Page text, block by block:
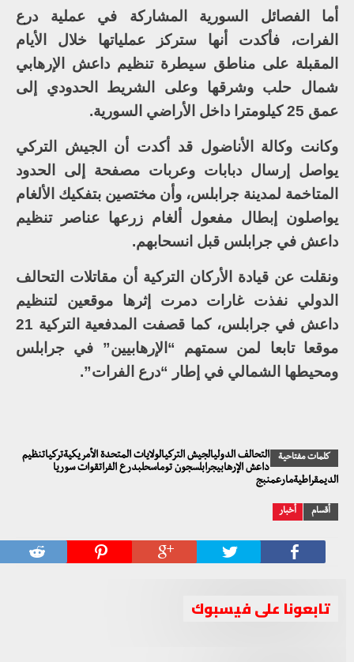
أما الفصائل السورية المشاركة في عملية درع
الفرات، فأكدت أنها ستركز عملياتها خلال الأيام
المقبلة على مناطق سيطرة تنظيم داعش الإرهابي
شمال حلب وشرقها وعلى الشريط الحدودي إلى
عمق 25 كيلومترا داخل الأراضي السورية.
وكانت وكالة الأناضول قد أكدت أن الجيش التركي
يواصل إرسال دبابات وعربات مصفحة إلى الحدود
المتاخمة لمدينة جرابلس، وأن مختصين بتفكيك الألغام
يواصلون إبطال مفعول ألغام زرعها عناصر تنظيم
داعش في جرابلس قبل انسحابهم.
ونقلت عن قيادة الأركان التركية أن مقاتلات التحالف
الدولي نفذت غارات دمرت إثرها موقعين لتنظيم
داعش في جرابلس، كما قصفت المدفعية التركية 21
موقعا تابعا لمن سمتهم “الإرهابيين” في جرابلس
ومحيطها الشمالي في إطار “درع الفرات”.
كلمات مفتاحية
التحالف الدوليالجيش التركيالولايات المتحدة الأمريكيةتركياتنظيم
داعش الإرهابيجرابلسجون توماسحلبدرع الفراتقوات سوريا
الديمقراطيةمارعمنبج
أقسام أخبار
تابعونا على فيسبوك